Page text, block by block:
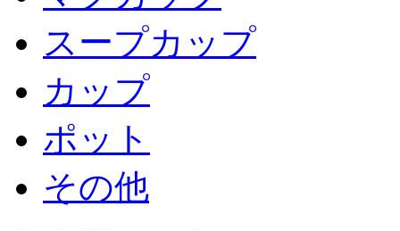
スープカップ
カップ
ポット
その他